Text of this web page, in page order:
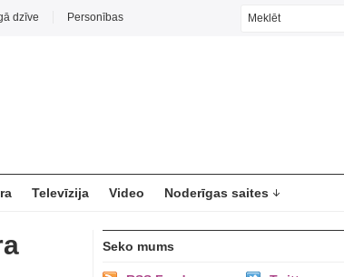
dzīve Personības
Televīzija Video Noderīgas saites
Seko mums